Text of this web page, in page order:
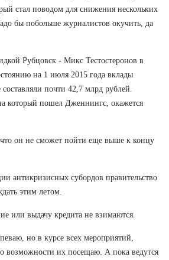
стал поводом для снижения нескольких
бы побольше журналистов окучить, да
Рубцовск - Микс Тестостеронов в
на 1 июля 2015 года вклады
почти 42,7 млрд рублей.
который пошел Дженнингс, окажется
что он не сможет пойти еще выше к концу
антикризисных субордов правительство
этим летом.
или выдачу кредита не взимаются.
но в курсе всех мероприятий,
возможности их посещаю. А пока ведутся